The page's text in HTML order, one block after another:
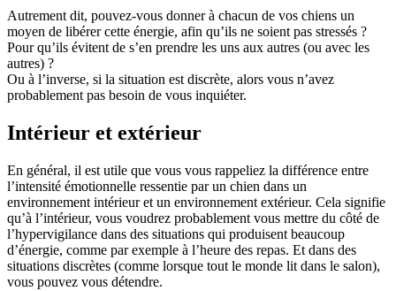
Autrement dit, pouvez-vous donner à chacun de vos chiens un
moyen de libérer cette énergie, afin qu’ils ne soient pas stressés ?
Pour qu’ils évitent de s’en prendre les uns aux autres (ou avec les
autres) ?
Ou à l’inverse, si la situation est discrète, alors vous n’avez
probablement pas besoin de vous inquiéter.
Intérieur et extérieur
En général, il est utile que vous vous rappeliez la différence entre
l’intensité émotionnelle ressentie par un chien dans un
environnement intérieur et un environnement extérieur. Cela signifie
qu’à l’intérieur, vous voudrez probablement vous mettre du côté de
l’hypervigilance dans des situations qui produisent beaucoup
d’énergie, comme par exemple à l’heure des repas. Et dans des
situations discrètes (comme lorsque tout le monde lit dans le salon),
vous pouvez vous détendre.